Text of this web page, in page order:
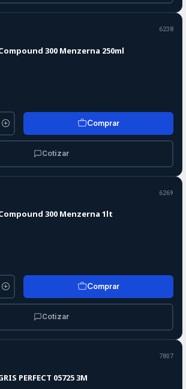
6238
300 Menzerna 250ml
Comprar
Cotizar
6269
300 Menzerna 1lt
Comprar
Cotizar
7807
PERFECT 05725 3M